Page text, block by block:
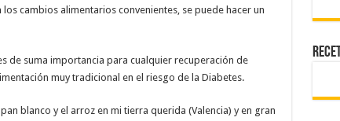
cambios alimentarios convenientes, se puede hacer un
de suma importancia para cualquier recuperación de
muy tradicional en el riesgo de la Diabetes.
blanco y el arroz en mi tierra querida (Valencia) y en gran